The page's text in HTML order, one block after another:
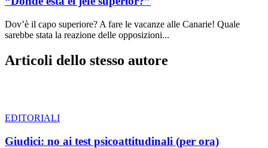
Dov’è il capo superiore? A fare le vacanze alle Canarie! Quale
sarebbe stata la reazione delle opposizioni...
Articoli dello stesso autore
EDITORIALI
Giudici: no ai test psicoattitudinali (per ora)